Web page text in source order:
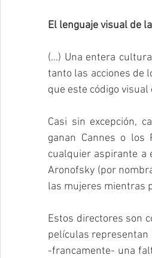
El lenguaje visual de
(…) Una entera
tanto las acciones de
que este código
Casi sin excepción,
ganan Cannes o los
cualquier aspirante a
Aronofsky (por
las mujeres mientras
Estos directores son
películas representan
-francamente- una